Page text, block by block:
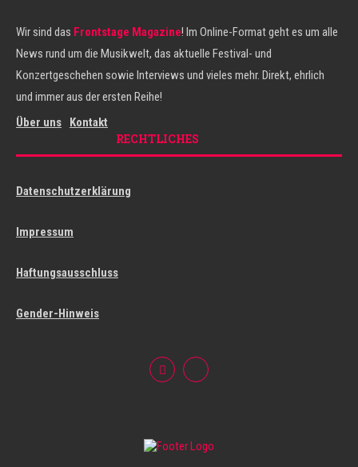
Wir sind das Frontstage Magazine! Im Online-Format geht es um alle
News rund um die Musikwelt, das aktuelle Festival- und
Konzertgeschehen sowie Interviews und vieles mehr. Direkt, ehrlich
und immer aus der ersten Reihe!
Über uns
Kontakt
RECHTLICHES
Datenschutzerklärung
Impressum
Haftungsausschluss
Gender-Hinweis